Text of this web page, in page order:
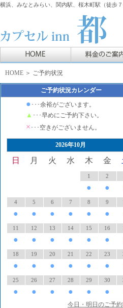
横浜、みなとみらい、関内駅、桜木町駅（徒歩
HOME ＞ ご予約状況
ご予約状況カレンダー
● ･･･余裕がございます。
▲ ･･･早めにご予約下さい。
× ･･･空きがございません。
2026年10月
日 月 火 水 木 金
1
●
2
●
4
●
5
●
6
●
7
●
8
●
9
●
11
●
12
●
13
●
14
●
15
●
16
●
18
●
19
●
20
●
21
●
22
●
23
●
25
●
26
●
27
●
28
●
29
●
30
●
今日・明日のご予